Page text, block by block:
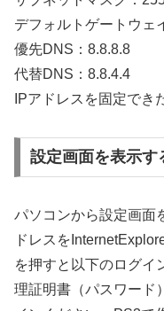
デフォルトゲートウェ
優先DNS：8.8.8.8
代替DNS：8.8.4.4
IPアドレスを固定でき
設定画面を表示す
パソコンから設定画面
ドレスを
を押すと以下のログイ
理証明書（パスワード